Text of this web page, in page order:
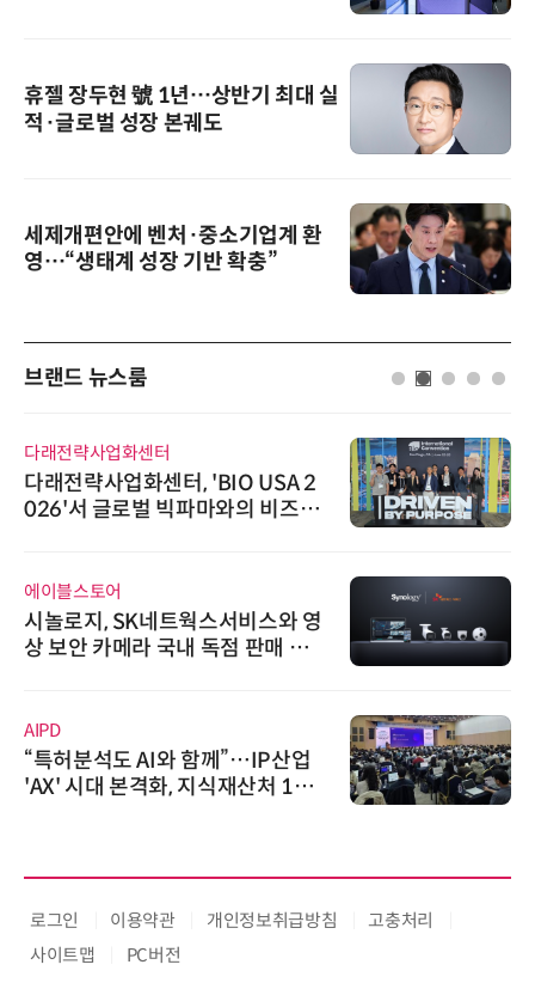
휴젤 장두현 號 1년…상반기 최대 실
적·글로벌 성장 본궤도
세제개편안에 벤처·중소기업계 환
영…“생태계 성장 기반 확충”
브랜드 뉴스룸
다래전략사업화센터
다래전략사업화센터, 'BIO USA 2
026'서 글로벌 빅파마와의 비즈니
에이블스토어
시놀로지, SK네트웍스서비스와 영
상 보안 카메라 국내 독점 판매 파
AIPD
“특허분석도 AI와 함께”…IP산업
'AX' 시대 본격화, 지식재산처 1호
로그인 이용약관 개인정보취급방침
고충처리
사이트맵
PC버전